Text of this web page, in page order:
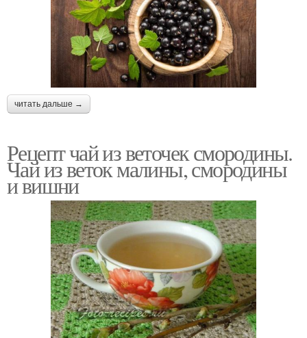
читать дальше →
Рецепт чай из веточек смородины.
Чай из веток малины, смородины
и вишни